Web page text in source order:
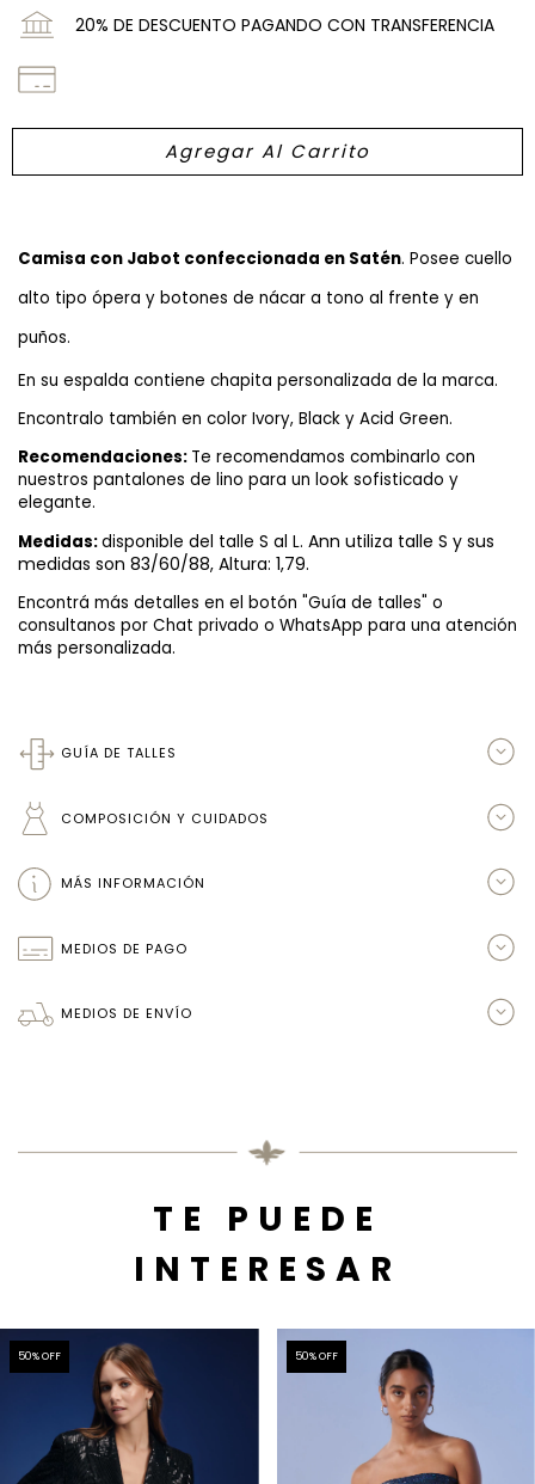
20% DE DESCUENTO PAGANDO CON TRANSFERENCIA
Camisa con Jabot confeccionada en Satén. Posee cuello
alto tipo ópera y botones de nácar a tono al frente y en
puños.
En su espalda contiene chapita personalizada de la marca.
Encontralo también en color Ivory, Black y Acid Green.
Recomendaciones: Te recomendamos combinarlo con
nuestros pantalones de lino para un look sofisticado y
elegante.
Medidas:disponible del talle S al L. Ann utiliza talle S y sus
medidas son 83/60/88, Altura: 1,79.
Encontrá más detalles en el botón "Guía de talles" o
consultanos por Chat privado o WhatsApp para una atención
más personalizada.
GUÍA DE TALLES
COMPOSICIÓN Y CUIDADOS
MÁS INFORMACIÓN
MEDIOS DE PAGO
MEDIOS DE ENVÍO
TE PUEDE
INTERESAR
50% OFF 50% OFF